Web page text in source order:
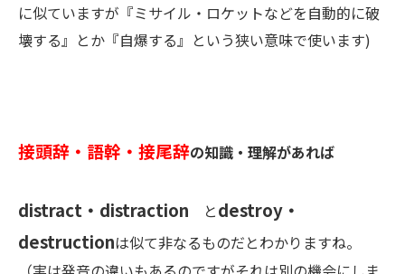
に似ていますが『ミサイル・ロケットなどを自動的に破
壊する』とか『自爆する』という狭い意味で使います)
接頭辞・語幹・接尾辞の知識・理解があれば
distract・distraction とdestroy・
destructionは似て非なるものだとわかりますね。